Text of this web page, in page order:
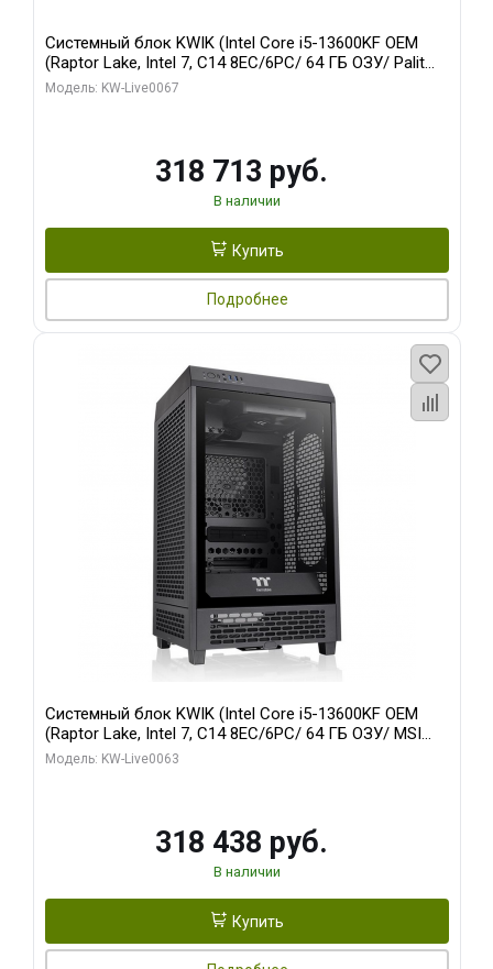
Системный блок KWIK (Intel Core i5-13600KF OEM
(Raptor Lake, Intel 7, C14 8EC/6PC/ 64 ГБ ОЗУ/ Palit
RTX5080 GAMINGPRO OC 16GB GDDR7 256bit 3xDP
Модель: KW-Live0067
318 713 руб.
В наличии
Купить
Подробнее
Системный блок KWIK (Intel Core i5-13600KF OEM
(Raptor Lake, Intel 7, C14 8EC/6PC/ 64 ГБ ОЗУ/ MSI
RTX5080 VENTUS 3X OC 16GB GDDR7 256bit 3xDP
Модель: KW-Live0063
318 438 руб.
В наличии
Купить